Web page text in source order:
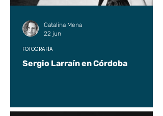
Sergio Larraín en Córdoba
FOTOGRAFÍA
Catalina Mena
22 jun